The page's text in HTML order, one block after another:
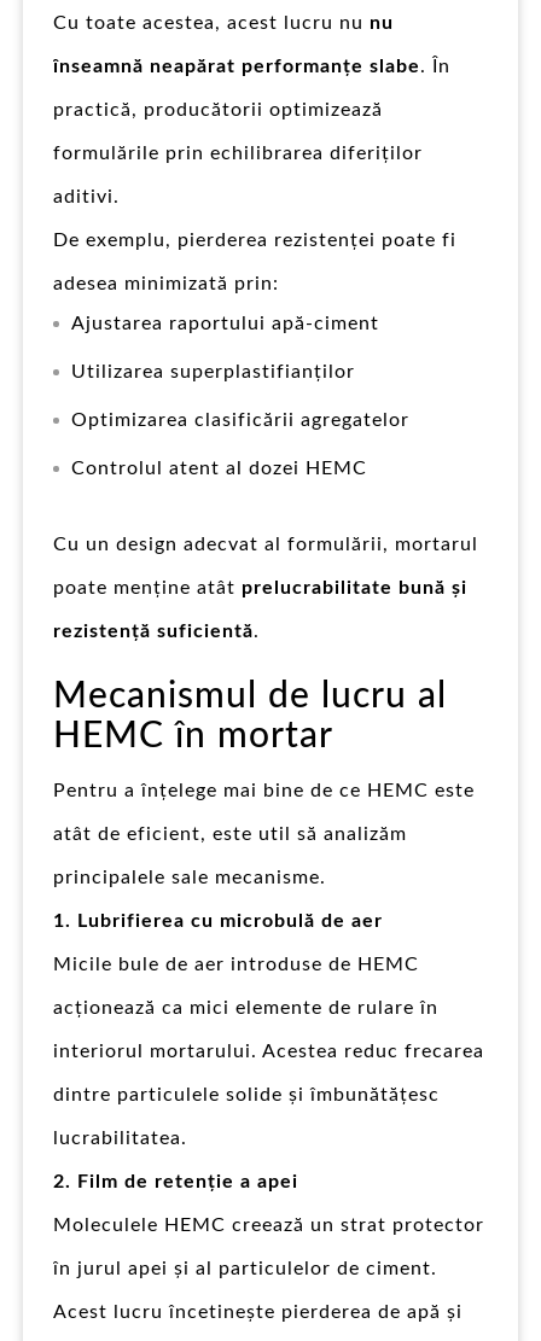
Cu toate acestea, acest lucru nu nu
înseamnă neapărat performanțe slabe. În
practică, producătorii optimizează
formulările prin echilibrarea diferiților
aditivi.
De exemplu, pierderea rezistenței poate fi
adesea minimizată prin:
Ajustarea raportului apă-ciment
Utilizarea superplastifianților
Optimizarea clasificării agregatelor
Controlul atent al dozei HEMC
Cu un design adecvat al formulării, mortarul
poate menține atât prelucrabilitate bună și
rezistență suficientă.
Mecanismul de lucru al
HEMC în mortar
Pentru a înțelege mai bine de ce HEMC este
atât de eficient, este util să analizăm
principalele sale mecanisme.
1. Lubrifierea cu microbulă de aer
Micile bule de aer introduse de HEMC
acționează ca mici elemente de rulare în
interiorul mortarului. Acestea reduc frecarea
dintre particulele solide și îmbunătățesc
lucrabilitatea.
2. Film de retenție a apei
Moleculele HEMC creează un strat protector
în jurul apei și al particulelor de ciment.
Acest lucru încetinește pierderea de apă și